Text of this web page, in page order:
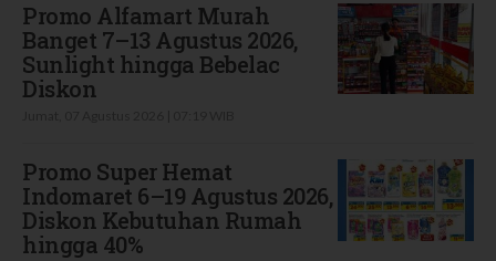
Promo Alfamart Murah
Banget 7–13 Agustus 2026,
Sunlight hingga Bebelac
Diskon
Promo Super Hemat
Indomaret 6–19 Agustus 2026,
Diskon Kebutuhan Rumah
hingga 40%